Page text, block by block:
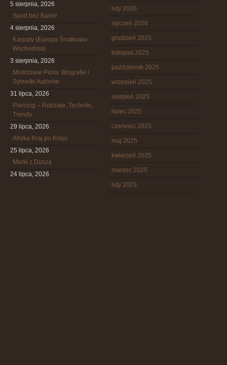
5 sierpnia, 2026
Sport bez Barier
4 sierpnia, 2026
Karpaty (Europa Środkowo-
Wschodnia)
3 sierpnia, 2026
Mistrzowie Pióra: Biografie i
Sylwetki Autorów
31 lipca, 2026
Piercing – Rodzaje, Techniki,
Trendy
29 lipca, 2026
Afryka Kraj po Kraju
25 lipca, 2026
Marki z Duszą
24 lipca, 2026
luty 2026
styczeń 2026
grudzień 2025
listopad 2025
październik 2025
wrzesień 2025
sierpień 2025
lipiec 2025
czerwiec 2025
maj 2025
kwiecień 2025
marzec 2025
luty 2025